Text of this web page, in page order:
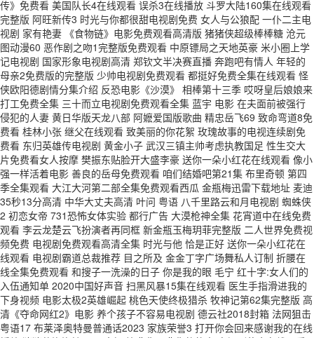
传》免费看 美国队长4在线观看 误杀3在线播放 斗罗大陆160集在线观看
完整版 阿旺新传3 时光与你都很甜电视剧免费 女人与公狼配 一仆二主电
视剧 家有艳妻 《食物链》电影免费观看高清版 猪猪侠超级棒棒糖 沧元
图动漫60 恶作剧之吻1完整版免费观看 中原镖局之天地英豪 米小圈上学
记电视剧 国家形象电视剧高清 郑钦文半决赛直播 奔跑吧有情人 年轻的
母亲2免费版的完整版 少帅电视剧免费观看 都挺好免费全集在线观看 怪
侠欧阳德剧情分集介绍 反恐电影《沙漠》 相棒第十三季 哎呀皇后娘娘来
打工免费全集 三十而立电视剧免费观看全集 蓝宇 电影 在夫面前被强行
侵犯的人妻 黄日华版天龙八部 阿嬷爱国版歌曲 精忠岳飞69 致命弯道8免
费看 桂林小张 继父在线观看 致美丽的你花絮 玫瑰故事的电视连续剧免
费看 东归英雄传电视剧 黄金小子 武汉三镇主帅考虑执教国足 性生交大
片免费看女人按摩 樊振东贴脸开大盛李豪 送你一朵小红花在线观看 像小
强一样活着电影 善良的岳母免费观看 咱们结婚吧第21集 布里奇顿 第四
季全集观看 大江大河第二部全集免费观看西瓜 金瓶梅迅雷下载地址 麦迪
35秒13分高清 中华大丈夫高清 叶问 粤语 八千里路云和月电视剧 蜘蛛侠
2 初恋女帝 731恐怖女体实验 都行广告 大漠枪神全集 花宵道中在线免费
观看 李云龙楚云飞扮演者再同框 新金瓶玉梅玥菲完整版 二人世界免费视
频免费 电视剧免费观看高清全集 时光与他 恰是正好 送你一朵小红花在
线观看 电视剧霸道总裁推荐 目之所及 金金丁字广场舞私人订制 折腰在
线全集免费观看 和搜子一洗澡的日子 你是我的眼 毛宁 红十字:女人们的
入伍通知单 2020中国好声音 扫黑风暴15集在线观看 医生手指滑进我的
下身视频 电影太极2英雄崛起 桃色天使终极猎杀 牧神记第62集完整版 高
清《夺命网红2》电影 养个孩子不容易电视剧 德云社2018封箱 法网狙击
粤语17 布莱泽奥特曼普通话2023 家族荣誉3 打开你会回来感谢我的在线